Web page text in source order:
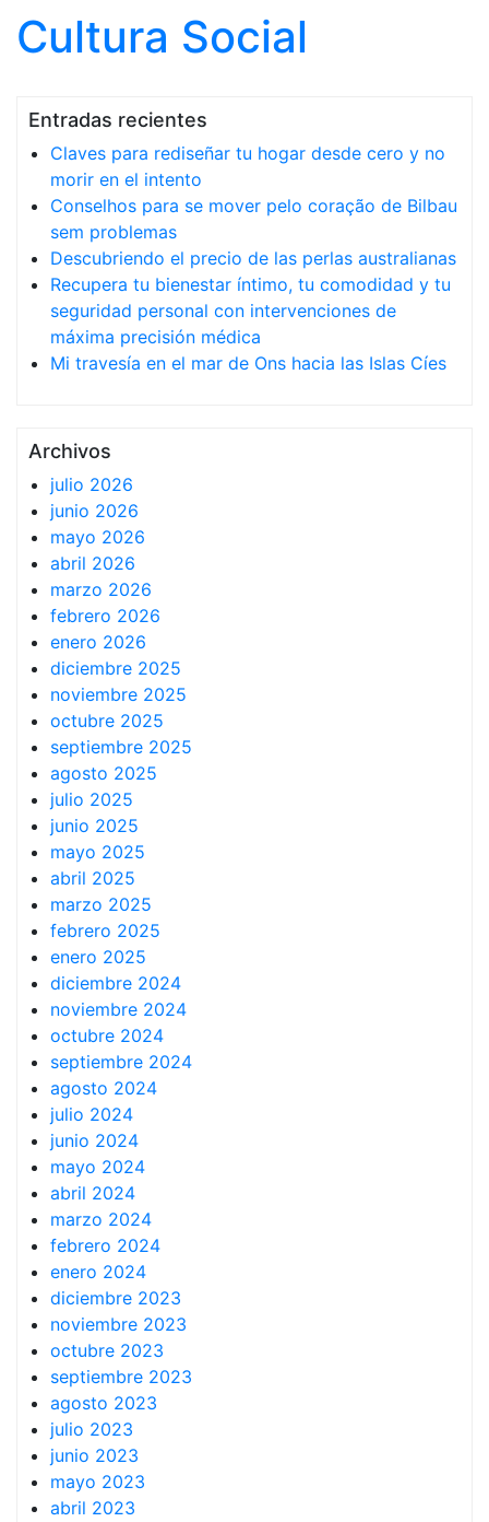
Cultura Social
Entradas recientes
Claves para rediseñar tu hogar desde cero y no
morir en el intento
Conselhos para se mover pelo coração de Bilbau
sem problemas
Descubriendo el precio de las perlas australianas
Recupera tu bienestar íntimo, tu comodidad y tu
seguridad personal con intervenciones de
máxima precisión médica
Mi travesía en el mar de Ons hacia las Islas Cíes
Archivos
julio 2026
junio 2026
mayo 2026
abril 2026
marzo 2026
febrero 2026
enero 2026
diciembre 2025
noviembre 2025
octubre 2025
septiembre 2025
agosto 2025
julio 2025
junio 2025
mayo 2025
abril 2025
marzo 2025
febrero 2025
enero 2025
diciembre 2024
noviembre 2024
octubre 2024
septiembre 2024
agosto 2024
julio 2024
junio 2024
mayo 2024
abril 2024
marzo 2024
febrero 2024
enero 2024
diciembre 2023
noviembre 2023
octubre 2023
septiembre 2023
agosto 2023
julio 2023
junio 2023
mayo 2023
abril 2023